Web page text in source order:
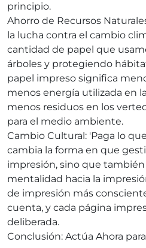
principio.
Ahorro de Recursos
la lucha contra el cambio
cantidad de papel que
árboles y protegiendo
papel impreso significa
menos energía utilizada en
menos residuos en los
para el medio ambiente.
Cambio Cultural: 'Paga lo
cambia la forma en que
impresión, sino que
mentalidad hacia la
de impresión más
cuenta, y cada página
deliberada.
Conclusión: Actúa Ahora